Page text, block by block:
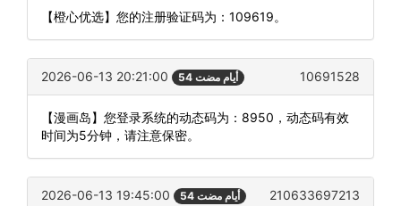
【橙心优选】您的注册验证码为：109619。
2026-06-13 20:21:00 54 أيام مضت 10691528
【漫画岛】您登录系统的动态码为：8950，动态码有效
时间为5分钟，请注意保密。
2026-06-13 19:45:00 54 أيام مضت 210633697213